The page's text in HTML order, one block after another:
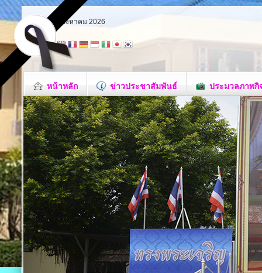
อาทิตย์ 9 สิงหาคม 2026
หน้าหลัก ข่าวประชาสัมพันธ์ ประมวลภาพกิ